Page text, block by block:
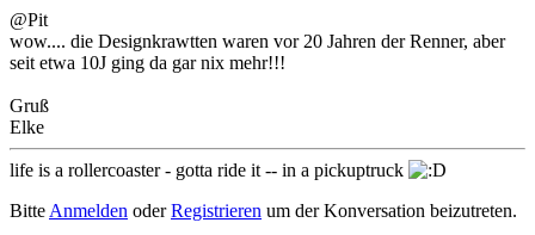
@Pit
wow.... die Designkrawtten waren vor 20 Jahren der Renner, aber
seit etwa 10J ging da gar nix mehr!!!
Gruß
Elke
life is a rollercoaster - gotta ride it -- in a pickuptruck
Bitte Anmelden oderRegistrieren um der Konversation beizutreten.